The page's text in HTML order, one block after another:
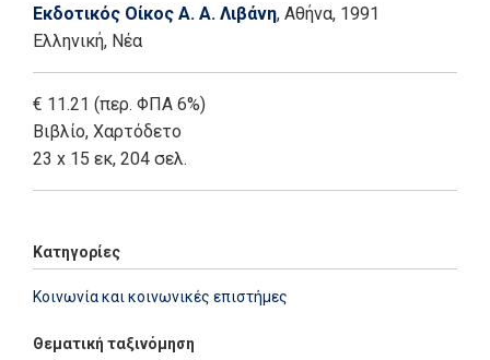
Εκδοτικός Οίκος Α. Α. Λιβάνη, Αθήνα, 1991
Ελληνική, Νέα
€ 11.21 (περ. ΦΠΑ 6%)
Βιβλίο, Χαρτόδετο
23 x 15 εκ, 204 σελ.
Κατηγορίες
Κοινωνία και κοινωνικές επιστήμες
Θεματική ταξινόμηση